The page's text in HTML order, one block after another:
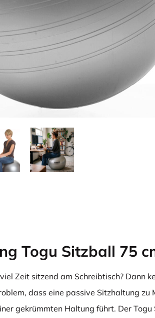
Togu Sitzball 75
Zeit sitzend am Schreibtisch? Dann
dass eine passive Sitzhaltung zu
gekrümmten Haltung führt. Der